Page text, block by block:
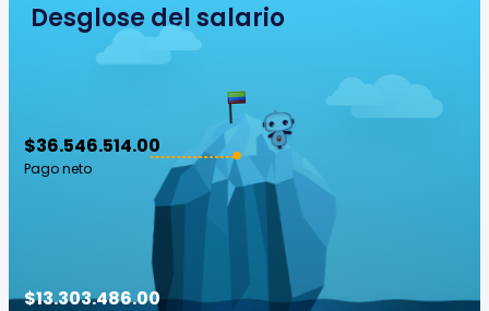
Desglose del salario
$36.546.514.00
Pago neto
$13.303.486.00